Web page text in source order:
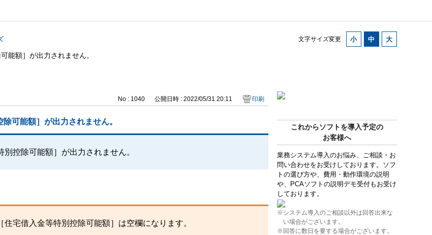
文字サイズ変更
能額］が出力されません。
これからソフトを導入予定の
お客様へ
業務システム導入のお悩み、ご相談・お
問い合わせをお受けしております。ソフ
トの選び方や、費用・動作環境の説明
や、PCAソフトの説明デモ受付もお受け
しております。
※システム導入のご相談以外は回答出来な
い場合がございます。
※回答に数日を要する場合がございます。
No : 1040 公開日時 : 2022/05/31 20:11 印刷
可能額］が出力されません。
控除可能額］が出力されません。
宅借入金等特別控除可能額］は空欄になります。